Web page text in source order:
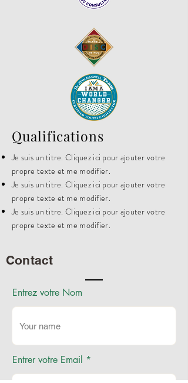
Qualifications
Je suis un titre. Cliquez ici pour ajouter votre
propre texte et me modifier.
Je suis un titre. Cliquez ici pour ajouter votre
propre texte et me modifier.
Je suis un titre. Cliquez ici pour ajouter votre
propre texte et me modifier.
Contact
Entrez votre Nom
Entrer votre Email